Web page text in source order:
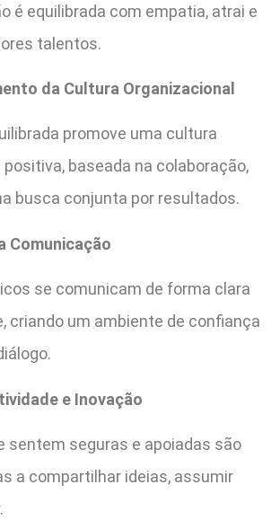
é equilibrada com empatia, atrai e
talentos.
da Cultura Organizacional
promove uma cultura
baseada na colaboração,
busca conjunta por resultados.
Comunicação
se comunicam de forma clara
criando um ambiente de confiança
e Inovação
sentem seguras e apoiadas são
a compartilhar ideias, assumir